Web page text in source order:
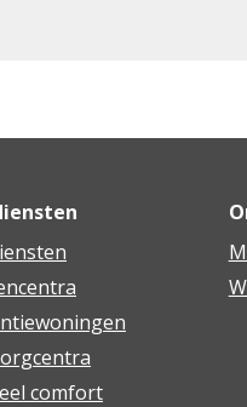
comfort